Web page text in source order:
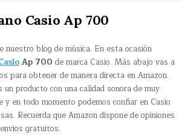
Casio Ap 700
nuestro blog de música. En esta ocasión
Ap 700 de marca Casio. Más abajo vas a
para obtener de manera directa en Amazon.
producto con una calidad sonora de muy
y en todo momento podemos confiar en Casio
Recuerda que Amazon dispone de opiniones
gratuitos.